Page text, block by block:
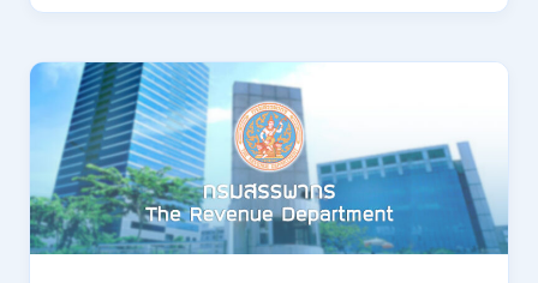
ทหาร
เปิด
รับ
สมัคร
บุคคล
พลเรือน
เป็น
พนักงาน
ราชการ
66